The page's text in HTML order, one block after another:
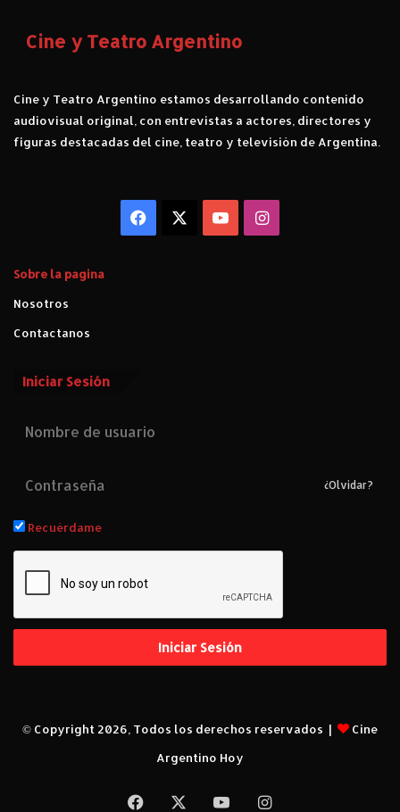
Cine y Teatro Argentino
Cine y Teatro Argentino estamos desarrollando contenido
audiovisual original, con entrevistas a actores, directores y
figuras destacadas del cine, teatro y televisión de Argentina.
Facebook YouTubeInstagram
Sobre la pagina
Nosotros
Contactanos
Iniciar Sesión
¿Olvidar?
Recuérdame
Iniciar Sesión
© Copyright 2026, Todos los derechos reservados |
Cine
Argentino Hoy
Facebook YouTubeInstagram